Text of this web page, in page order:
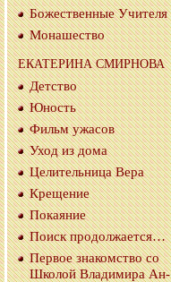
Бо­же­ствен­ные Учи­те­ля
Мо­на­ше­ство
ЕКА­ТЕ­РИ­НА СМИР­НО­ВА
Дет­ство
Юность
Фильм ужа­сов
Уход из дома
Це­ли­тель­ни­ца Вера
Кре­ще­ние
По­ка­я­ние
Поиск про­дол­жа­ет­ся…
Пер­вое зна­ком­ство со
Шко­лой Вла­ди­ми­ра Ан­